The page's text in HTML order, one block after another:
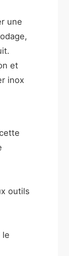
une
et
inox
outils
le